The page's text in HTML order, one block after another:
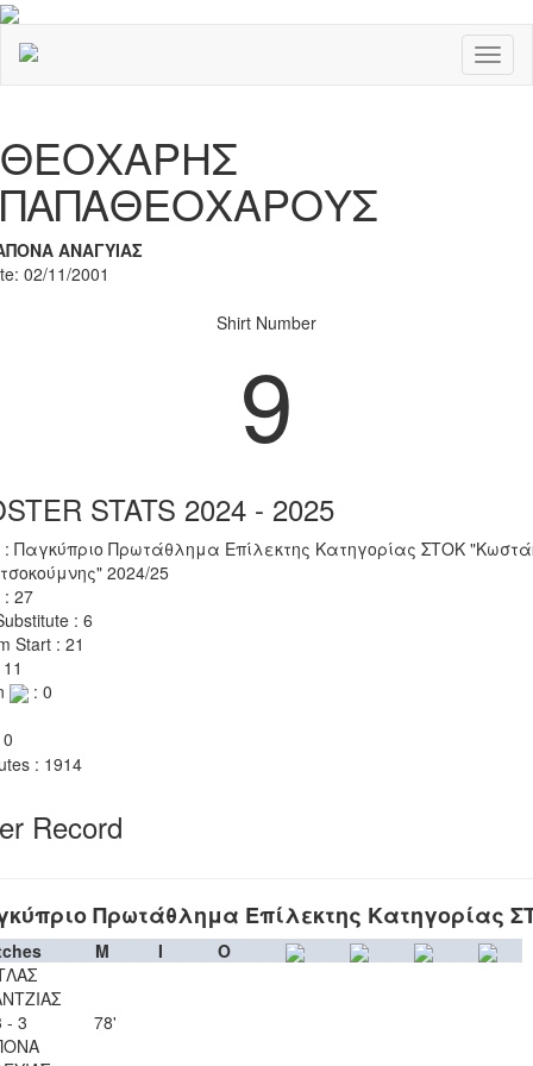
ΘΕΟΧΑΡΗΣ
ΠΑΠΑΘΕΟΧΑΡΟΥΣ
ΑΝΑΓΥΙΑΣ
02/11/2001
Shirt Number
9
STATS 2024 - 2025
: Παγκύπριο Πρωτάθλημα Επίλεκτης Κατηγορίας ΣΤΟΚ
2024/25
: 27
: 6
Start : 21
: 0
: 1914
Record
Πρωτάθλημα Επίλεκτης Κατηγορίας
M I
O
- 3
78'